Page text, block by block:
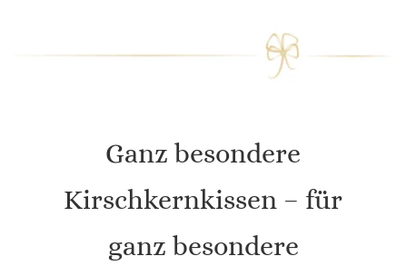
Ganz besondere
Kirschkernkissen – für
ganz besondere